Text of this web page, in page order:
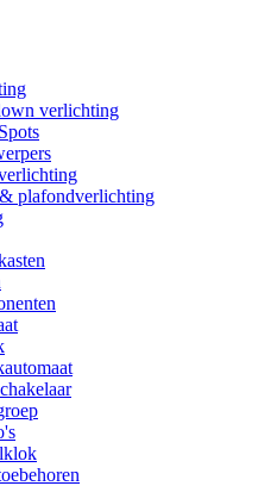
verlichting
plafondverlichting